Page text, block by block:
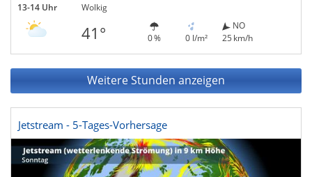
13-14 Uhr Wolkig
41° 0 % 0 l/m²
NO
25 km/h
Weitere Stunden anzeigen
Jetstream - 5-Tages-Vorhersage